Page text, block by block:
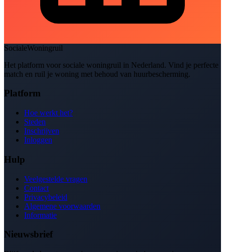
SocialeWoningruil
Het platform voor sociale woningruil in Nederland. Vind je perfecte
match en ruil je woning met behoud van huurbescherming.
Platform
Hoe werkt het?
Steden
Inschrijven
Inloggen
Hulp
Veelgestelde vragen
Contact
Privacybeleid
Algemene voorwaarden
Informatie
Nieuwsbrief